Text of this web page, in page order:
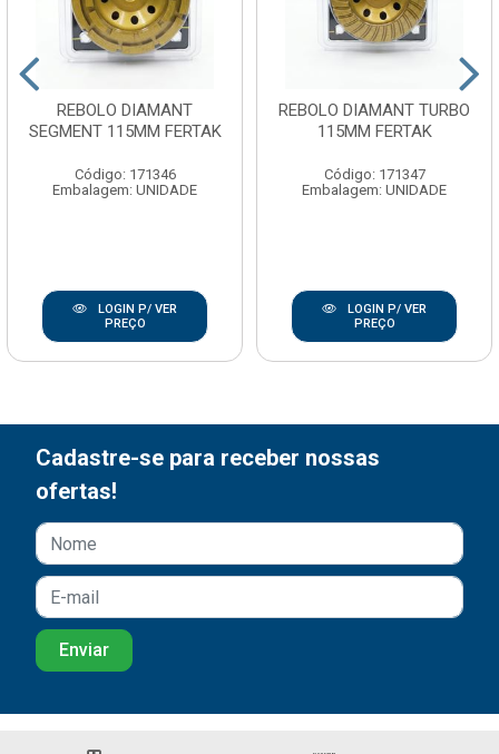
REBOLO DIAMANT
SEGMENT 115MM FERTAK
Código: 171346
Embalagem: UNIDADE
LOGIN P/ VER
PREÇO
REBOLO DIAMANT TURBO
115MM FERTAK
Código: 171347
Embalagem: UNIDADE
LOGIN P/ VER
PREÇO
Cadastre-se para receber nossas
ofertas!